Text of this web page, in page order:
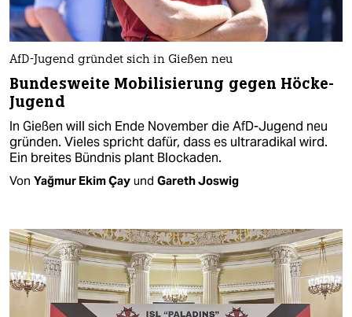
AfD-Jugend gründet sich in Gießen neu
Bundesweite Mobilisierung gegen Höcke-
Jugend
In Gießen will sich Ende November die AfD-Jugend neu
gründen. Vieles spricht dafür, dass es ultraradikal wird.
Ein breites Bündnis plant Blockaden.
Von Yağmur Ekim Çay und Gareth Joswig